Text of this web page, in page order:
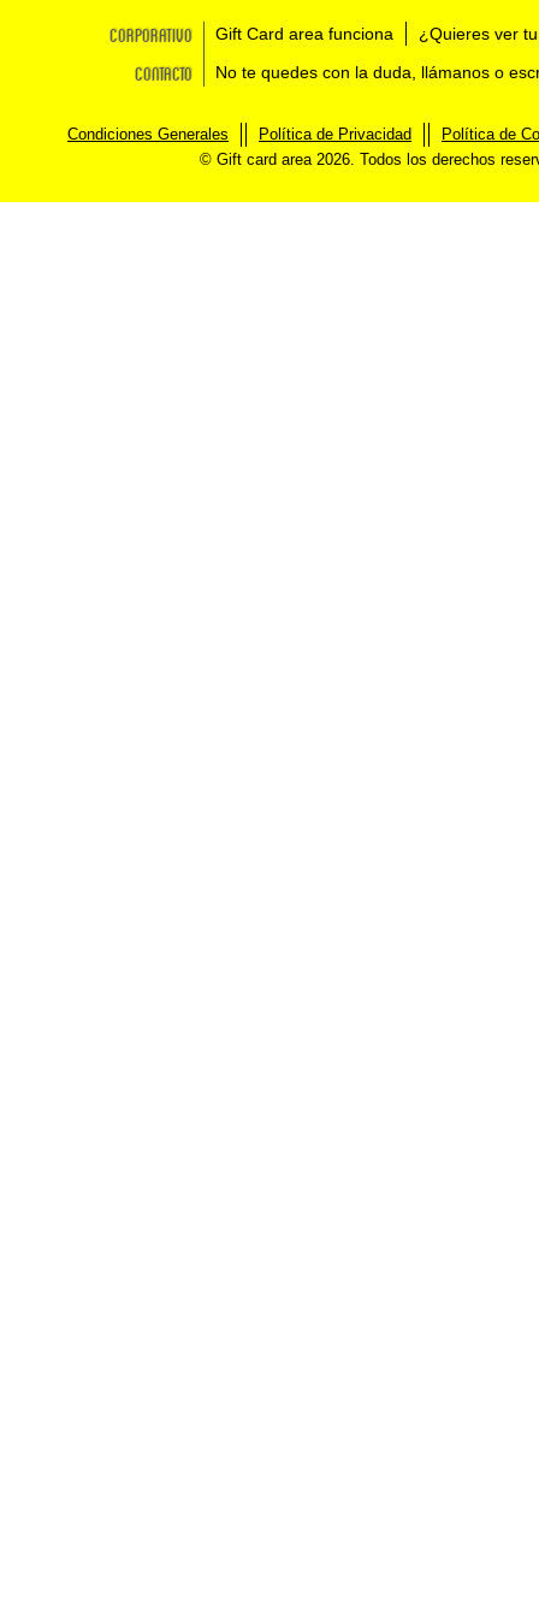
Corporativo Gift Card area funciona ¿Quieres ver
Contacto No te quedes con la duda, llámanos o
Condiciones Generales Política de Privacidad
Política de
© Gift card area 2026. Todos los derechos